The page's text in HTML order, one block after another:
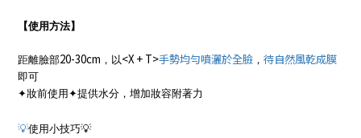
【使用方法】
距離臉部20-30cm ，以<X + T>手勢均勻噴灑於全臉 ， 待自然風乾成膜
即可
✦妝前使用 ✦提供水分，增加妝容附著力
💡使用小技巧💡